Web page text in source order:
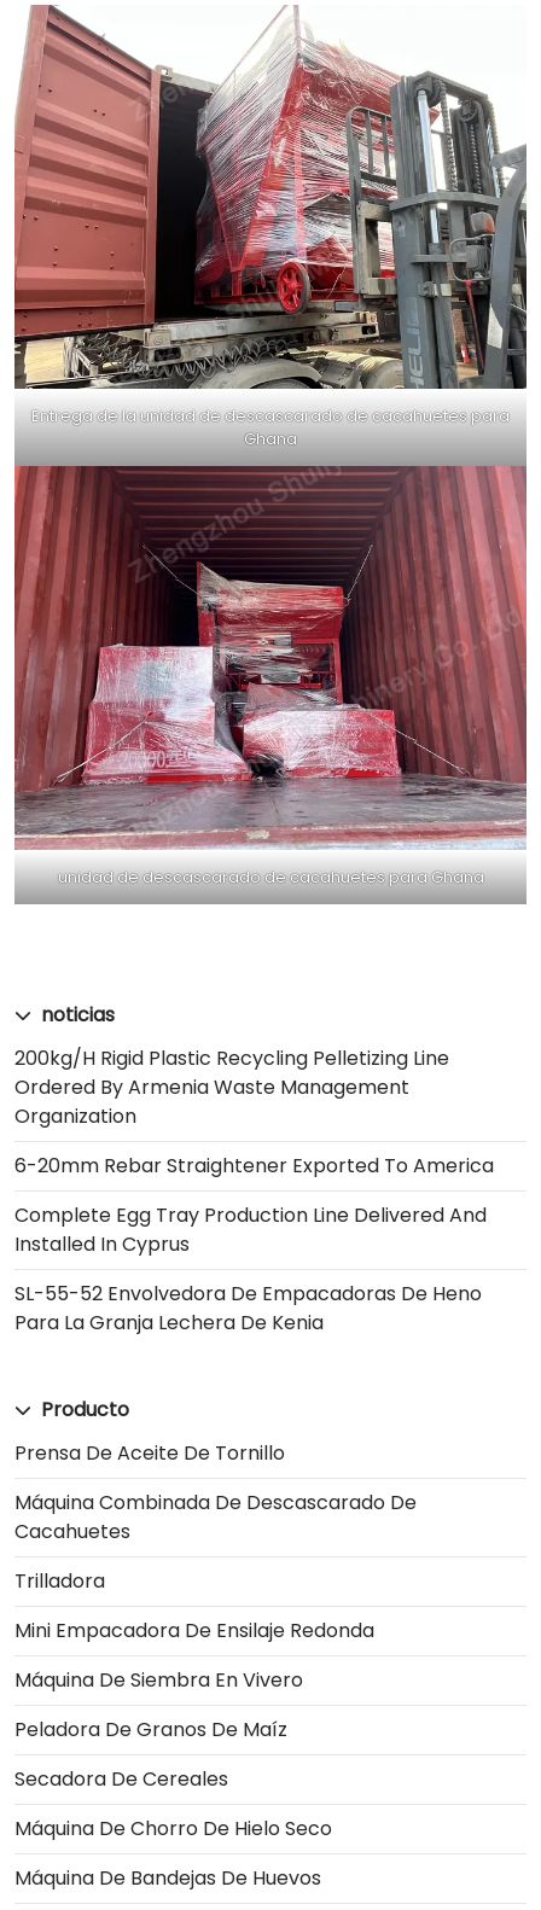
Entrega de la unidad de descascarado de cacahuetes para
Ghana
unidad de descascarado de cacahuetes para Ghana
noticias
200kg/h Rigid Plastic Recycling Pelletizing Line
Ordered By Armenia Waste Management
Organization
6-20mm Rebar Straightener Exported To America
Complete Egg Tray Production Line Delivered And
Installed In Cyprus
SL-55-52 Envolvedora De Empacadoras De Heno
Para La Granja Lechera De Kenia
Producto
Prensa De Aceite De Tornillo
Máquina Combinada De Descascarado De
Cacahuetes
Trilladora
Mini Empacadora De Ensilaje Redonda
Máquina De Siembra En Vivero
Peladora De Granos De Maíz
Secadora De Cereales
Máquina De Chorro De Hielo Seco
Máquina De Bandejas De Huevos